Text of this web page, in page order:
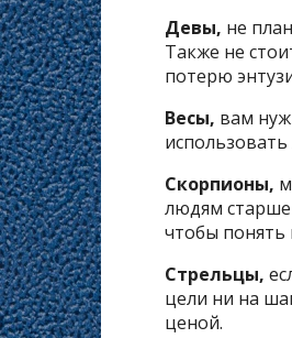
Девы, не
Также не
потерю
Весы, вам
Скорпионы,
людям
чтобы понять
Стрельцы,
цели ни на
ценой.